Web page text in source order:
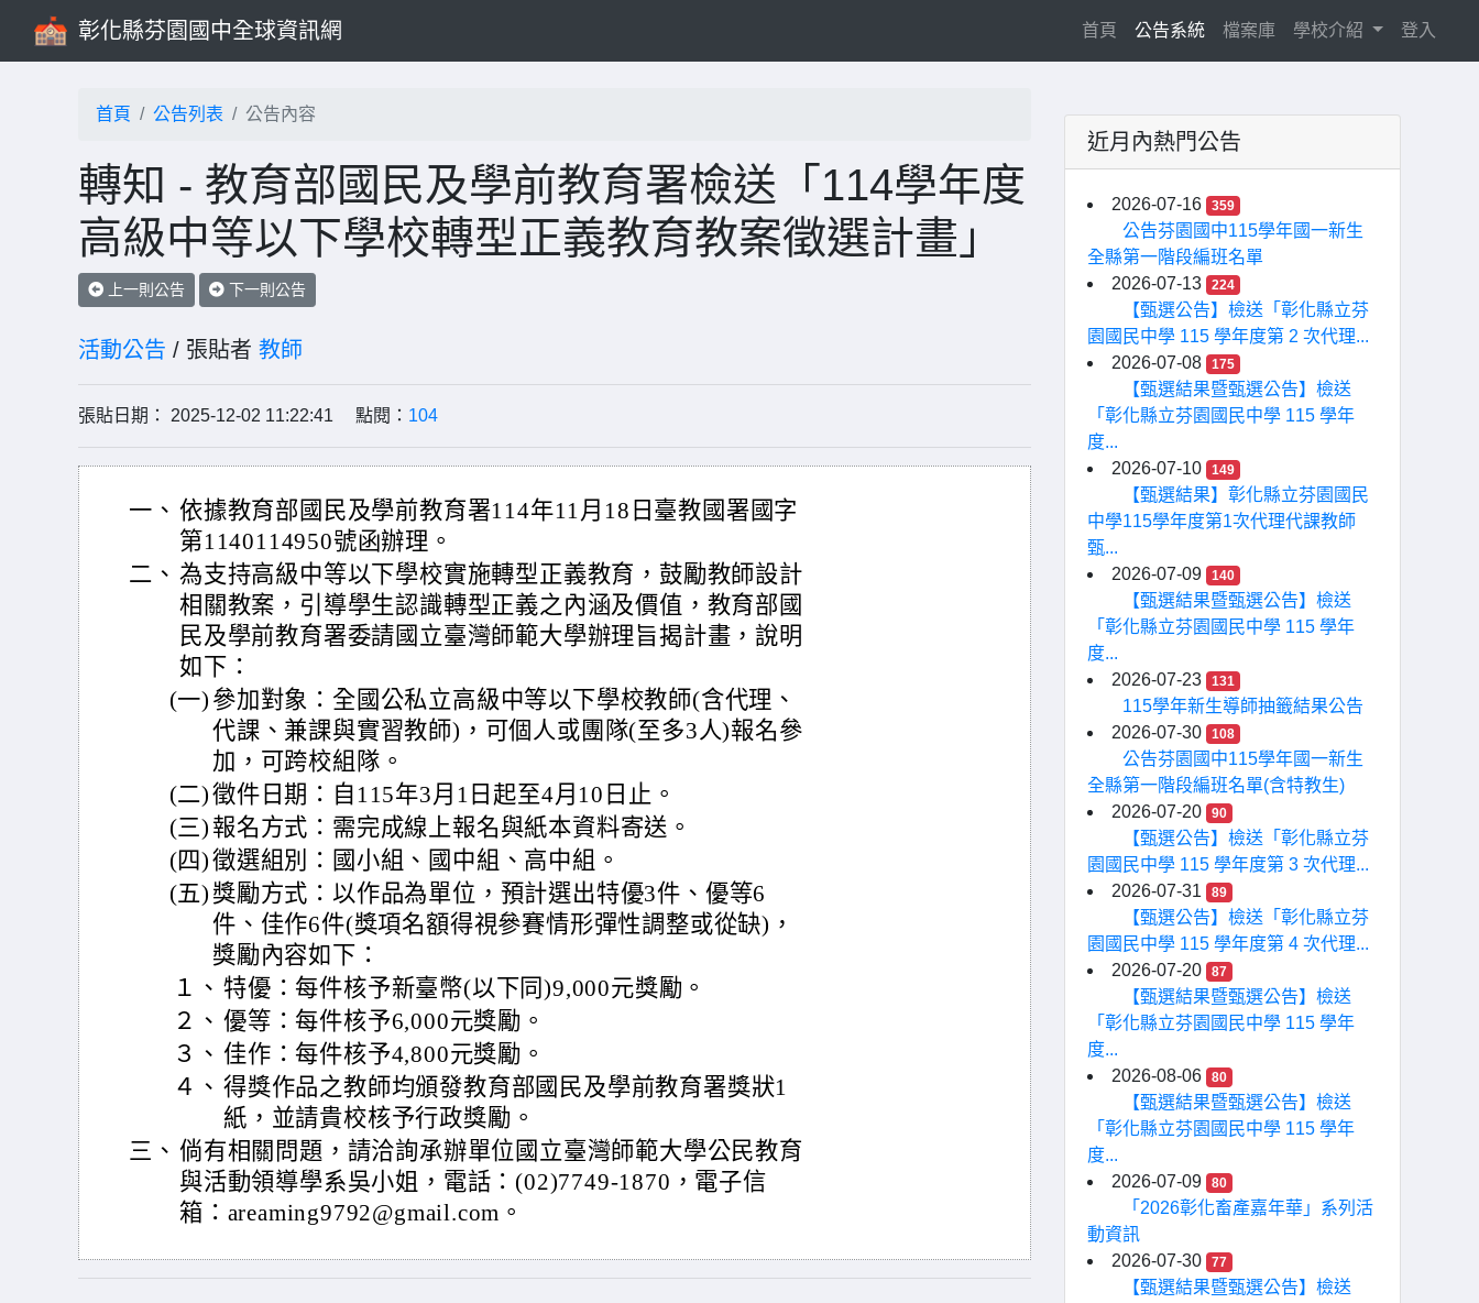
彰化縣芬園國中全球資訊網 首頁 (current)
公告系統 檔案庫 學校介紹 登入
首頁 公告列表 公告內容
轉知 - 教育部國民及學前教育署檢送「114學年度
高級中等以下學校轉型正義教育教案徵選計畫」
上一則公告 下一則公告
活動公告 / 張貼者 教師
張貼日期： 2025-12-02 11:22:41 點閱： 104
一、 依據教育部國民及學前教育署114年11月18日臺教國署國字
第1140114950號函辦理。
二、 為支持高級中等以下學校實施轉型正義教育，鼓勵教師設計
相關教案，引導學生認識轉型正義之內涵及價值，教育部國
民及學前教育署委請國立臺灣師範大學辦理旨揭計畫，說明
如下：
(一) 參加對象：全國公私立高級中等以下學校教師(含代理、
代課、兼課與實習教師)，可個人或團隊(至多3人)報名參
加，可跨校組隊。
(二)徵件日期：自115年3月1日起至4月10日止。
(三) 報名方式：需完成線上報名與紙本資料寄送。
(四)徵選組別：國小組、國中組、高中組。
(五) 獎勵方式：以作品為單位，預計選出特優3件、優等6
件、佳作6件(獎項名額得視參賽情形彈性調整或從缺)，
獎勵內容如下：
１、 特優：每件核予新臺幣(以下同)9,000元獎勵。
２、 優等：每件核予6,000元獎勵。
３、 佳作：每件核予4,800元獎勵。
４、 得獎作品之教師均頒發教育部國民及學前教育署獎狀1
紙，並請貴校核予行政獎勵。
三、 倘有相關問題，請洽詢承辦單位國立臺灣師範大學公民教育
與活動領導學系吳小姐，電話：(02)7749-1870，電子信
箱：areaming9792@gmail.com。
近月內熱門公告
2026-07-16 359
公告芬園國中115學年國一新生
全縣第一階段編班名單
2026-07-13
224
【甄選公告】檢送「彰化縣立芬
園國民中學 115 學年度第 2 次代理...
2026-07-08
175
【甄選結果暨甄選公告】檢送
「彰化縣立芬園國民中學 115 學年
度...
2026-07-10
149
【甄選結果】彰化縣立芬園國民
中學115學年度第1次代理代課教師
甄...
2026-07-09
140
【甄選結果暨甄選公告】檢送
「彰化縣立芬園國民中學 115 學年
度...
2026-07-23
131
115學年新生導師抽籤結果公告
2026-07-30
108
公告芬園國中115學年國一新生
全縣第一階段編班名單(含特教生)
2026-07-20
90
【甄選公告】檢送「彰化縣立芬
園國民中學 115 學年度第 3 次代理...
2026-07-31
89
【甄選公告】檢送「彰化縣立芬
園國民中學 115 學年度第 4 次代理...
2026-07-20
87
【甄選結果暨甄選公告】檢送
「彰化縣立芬園國民中學 115 學年
度...
2026-08-06
80
【甄選結果暨甄選公告】檢送
「彰化縣立芬園國民中學 115 學年
度...
2026-07-09
80
「2026彰化畜產嘉年華」系列活
動資訊
2026-07-30
77
【甄選結果暨甄選公告】檢送